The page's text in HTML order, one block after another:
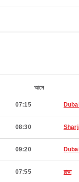
আসে
07:15
08:30
09:20
07:55 ঢাকা